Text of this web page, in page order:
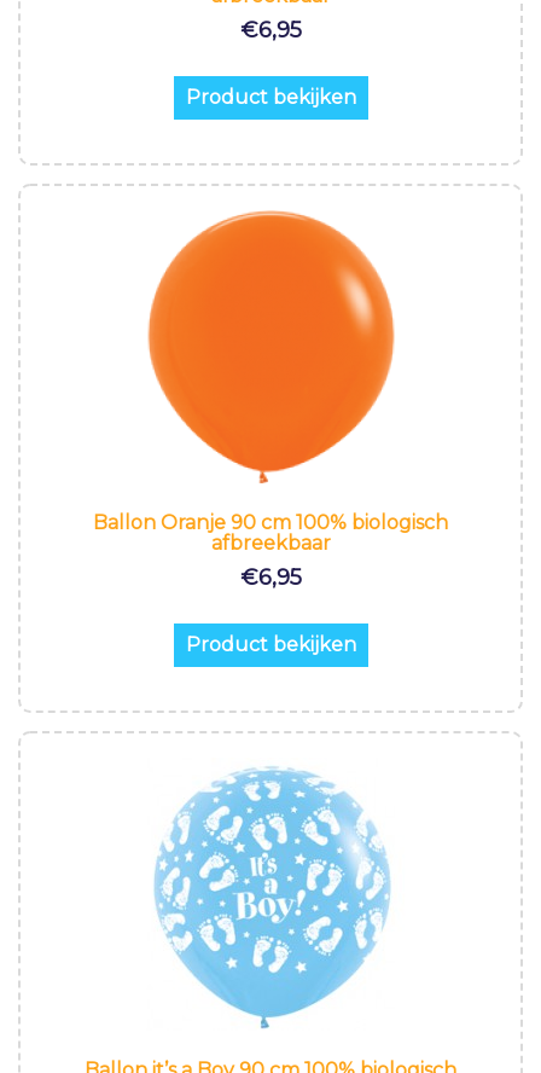
€6,95
Product bekijken
Ballon Oranje 90 cm 100% biologisch
afbreekbaar
€6,95
Product bekijken